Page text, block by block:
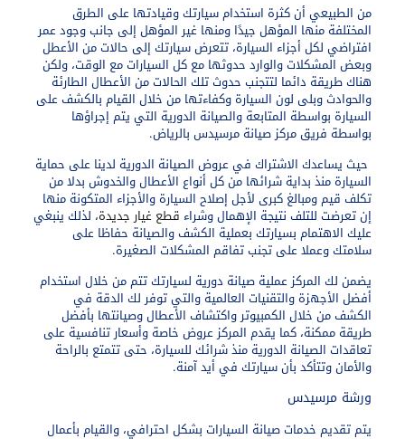
من الطبيعي أن كثرة استخدام سيارتك وقيادتها على الطرق
المختلفة منها المؤهل جيدًا ومنها غير المؤهل إلى جانب وجود عمر
افتراضي لكل أجزاء السيارة، تتعرض سيارتك إلى حالات من الأعطل
وبعض المشكلات والوارد حدوثها مع كل السيارات مع الوقت، ولكن
هناك طريقة دائما لتتجنب حدوث تلك الحالات من الأعطال الطارئة
والحوادث وبلى لون السيارة وكفاءتها من خلال القيام بالكشف على
السيارة بواسطة المتابعة والصيانة الدورية التي يتم إجراؤها
بواسطة فريقمركز صيانة مرسيدس بالرياض.
حيث يساعدك الاشتراك في عروض الصيانة الدورية لدينا على حماية
السيارة منذ بداية شرائها من كل أنواع الأعطال والخدوش بدلا من
تكلف قيم ومبالغ كبرى لأجل إصلاح السيارة والأجزاء المتكونة منها
إن تعرضت للتلف نتيجة الإهمال وشراء قطع غيار جديدة، لذلك ينبغي
عليك الاهتمام بسيارتك بعملية الكشف والصيانة حفاظا على
سلامتك وعملا على تجنب تفاقم المشكلات الصغيرة.
يضمن لك المركز عملية صيانة دورية لسيارتك تتم من خلال استخدام
أفضل الأجهزة والتقنيات العالمية والتي توفر لك الدقة في
الكشف من خلال الكمبيوتر واكتشاف الأعطال وصيانتها بأفضل
طريقة ممكنة، كما يقدم المركز عروض خاصة وأسعار تنافسية على
تعاقدات الصيانة الدورية منذ شرائك للسيارة، حتى تتمتع بالراحة
والأمان وتتأكد بأن سيارتك في أيد آمنة.
ورشة مرسيدس
يتم تقديم خدمات صيانة السيارات بشكل احترافي، والقيام بأعمال